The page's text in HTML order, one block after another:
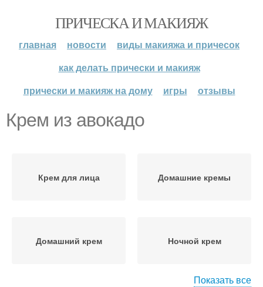
ПРИЧЕСКА И МАКИЯЖ
главная новости
виды макияжа и причесок
как делать прически и макияж
прически и макияж на дому
игры отзывы
Крем из авокадо
Крем для лица Домашние кремы
Домашний крем Ночной крем
Показать все